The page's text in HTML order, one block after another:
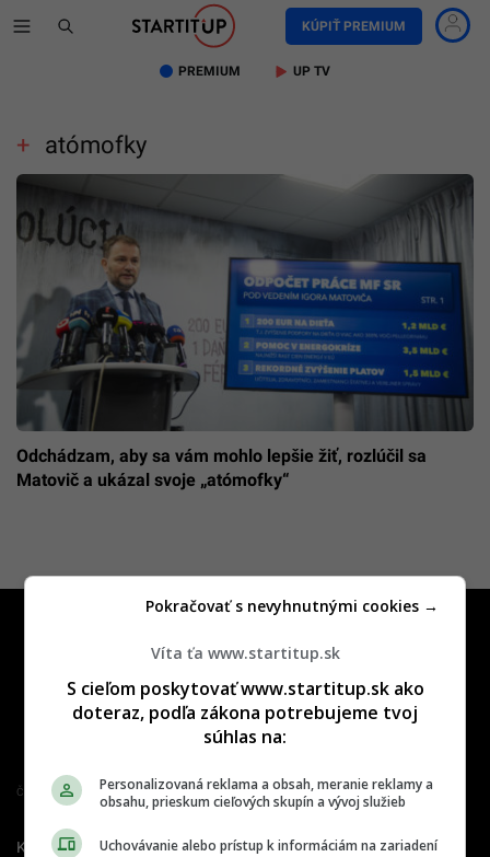
KÚPIŤ PREMIUM
PREMIUM UP TV
atómofky
Odchádzam, aby sa vám mohlo lepšie žiť, rozlúčil sa
Matovič a ukázal svoje „atómofky“
Člen združenia IAB Slovakia
Kontakt Inzercia Cenník
Víta ťa www.startitup.sk
S cieľom poskytovať www.startitup.sk ako
doteraz, podľa zákona potrebujeme tvoj
súhlas na:
Personalizovaná reklama a obsah, meranie reklamy a
obsahu, prieskum cieľových skupín a vývoj služieb
Uchovávanie alebo prístup k informáciám na zariadení
Pokračovať s nevyhnutnými cookies →